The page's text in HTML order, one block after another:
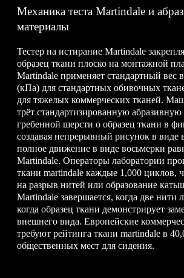
Механика теста Martindale и
материалы
Тестер на истирание Martindale
образец ткани плоско на монтажной
Martindale применяет стандартный вес
(кПа) для стандартных обивочных
для тяжелых коммерческих тканей.
трёт стандартизированную абразивную
гребенной шерсти о образец ткани в
создавая непрерывный рисунок в виде
полное движение в виде восьмерки
Martindale. Операторы лаборатории
ткани martindale каждые 1,000 циклов,
на разрыв нитей или образование
Martindale завершается, когда две нити
когда образец ткани демонстрирует
внешнего вида. Европейские
требуют рейтинга ткани martindale в
общественных мест для сидения.